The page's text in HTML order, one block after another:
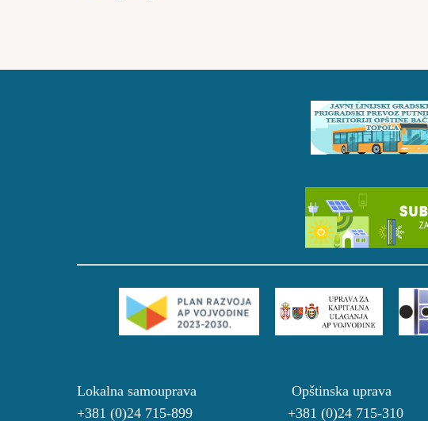
Lokalna samouprava Opštinska uprava
+381 (0)24 715-899 +381 (0)24 715-310